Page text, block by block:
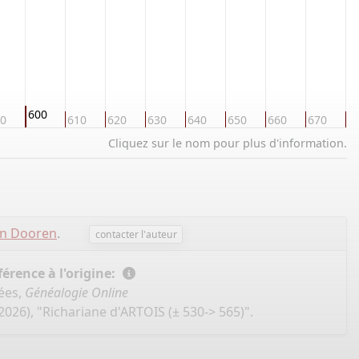
600 610 620 630 640 650 660 670
Cliquez sur le nom pour plus d'information.
Dooren. contacter l'auteur
à l'origine:
Généalogie Online
"Richariane d'ARTOIS (± 530-> 565)".